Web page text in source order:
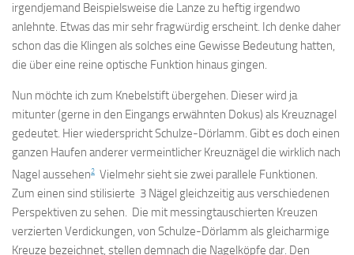
irgendjemand Beispielsweise die Lanze zu heftig irgendwo
anlehnte. Etwas das mir sehr fragwürdig erscheint. Ich denke daher
schon das die Klingen als solches eine Gewisse Bedeutung hatten,
die über eine reine optische Funktion hinaus gingen.
Nun möchte ich zum Knebelstift übergehen. Dieser wird ja
mitunter (gerne in den Eingangs erwähnten Dokus) als Kreuznagel
gedeutet. Hier wiederspricht Schulze-Dörlamm. Gibt es doch einen
ganzen Haufen anderer vermeintlicher Kreuznägel die wirklich nach
Nagel aussehen2 Vielmehr sieht sie zwei parallele Funktionen.
Zum einen sind stilisierte 3 Nägel gleichzeitig aus verschiedenen
Perspektiven zu sehen. Die mit messingtauschierten Kreuzen
verzierten Verdickungen, von Schulze-Dörlamm als gleicharmige
Kreuze bezeichnet, stellen demnach die Nagelköpfe dar. Den